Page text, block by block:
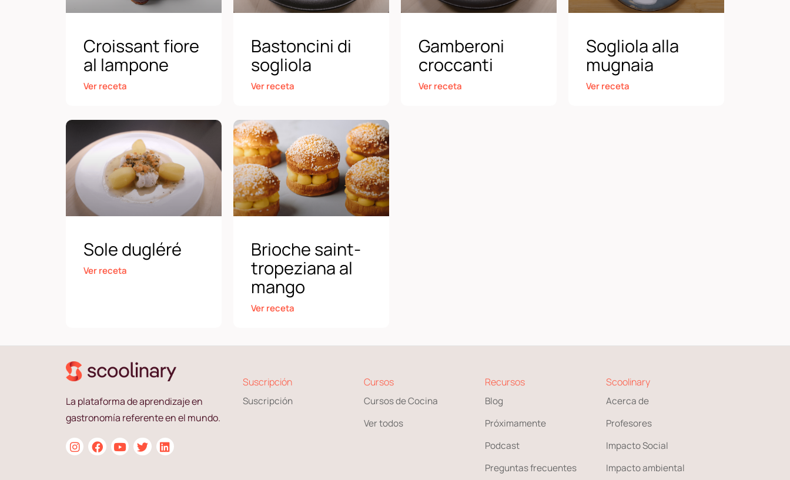
Croissant fiore
al lampone
Ver receta
Bastoncini di
sogliola
Ver receta
Gamberoni
croccanti
Ver receta
Sogliola alla
mugnaia
Ver receta
Sole dugléré
Ver receta
Brioche saint-
tropeziana al
mango
Ver receta
La plataforma de aprendizaje en
gastronomía referente en el mundo.
Suscripción
Suscripción
Cursos
Cursos de Cocina
Ver todos
Recursos
Blog
Próximamente
Podcast
Preguntas frecuentes
Scoolinary
Acerca de
Profesores
Impacto Social
Impacto ambiental